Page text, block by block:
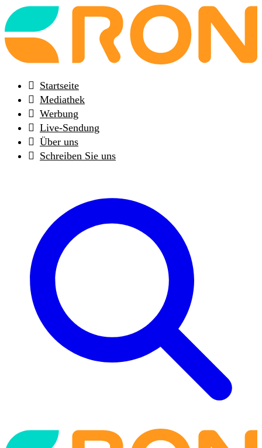
Back
to
frontpage
Startseite
Mediathek
Werbung
Live-Sendung
Über uns
Schreiben Sie uns
Back